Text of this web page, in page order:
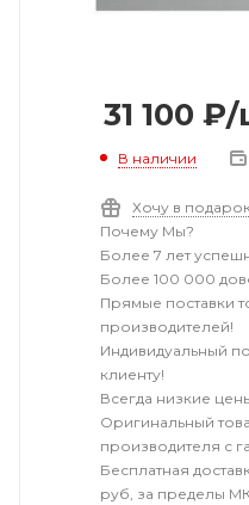
31 100 ₽/
В наличии
Хочу в
Почему Мы?
Более 7 лет
Более 100 000
Прямые поставки
производителей!
Индивидуальный
клиенту!
Всегда низкие
Оригинальный
производителя с
Бесплатная
руб, за пределы